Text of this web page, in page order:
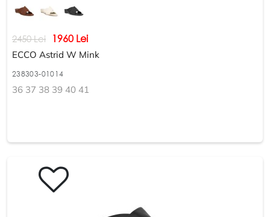
2450 Lei 1960 Lei
ECCO Astrid W Mink
238303-01014
36 37 38 39 40 41